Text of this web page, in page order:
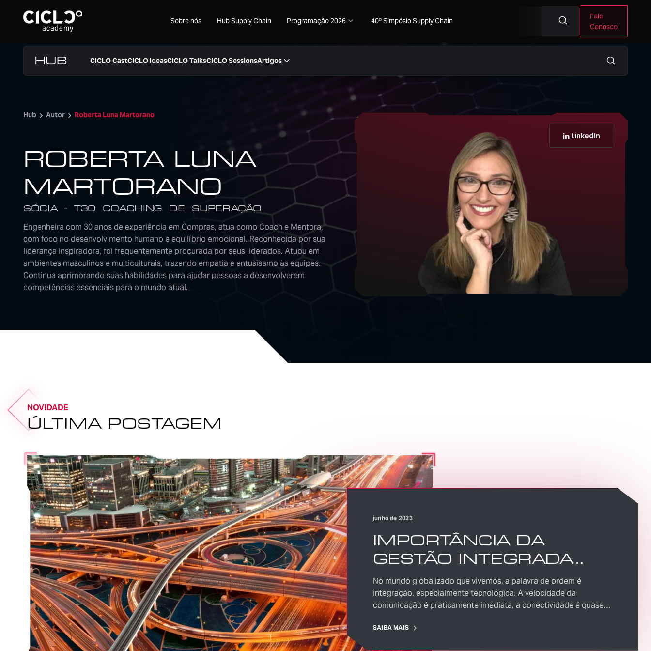
Sobre nós Hub Supply Chain Programação 2026 40º Simpósio Supply Chain
Fale
Conosco
CICLO CastCICLO IdeasCICLO TalksCICLO SessionsArtigos
Hub Autor Roberta Luna Martorano
ROBERTA LUNA
MARTORANO
SÓCIA - T30 COACHING DE SUPERAÇÃO
Engenheira com 30 anos de experiência em Compras, atua como Coach e Mentora,
com foco no desenvolvimento humano e equilíbrio emocional. Reconhecida por sua
liderança inspiradora, foi frequentemente procurada por seus liderados. Atuou em
ambientes masculinos e multiculturais, trazendo empatia e entusiasmo às equipes.
Continua aprimorando suas habilidades para ajudar pessoas a desenvolverem
competências essenciais para o mundo atual.
LinkedIn
NOVIDADE
ÚLTIMA POSTAGEM
junho de 2023
IMPORTÂNCIA DA
GESTÃO INTEGRADA
ENTRE O TRANSPORTE
NACIONAL E
INTERNACIONAL
No mundo globalizado que vivemos, a palavra de ordem é
integração, especialmente tecnológica. A velocidade da
comunicação é praticamente imediata, a conectividade é quase
as fronteiras comerciais estão cada vez menores, tornando o
SAIBA MAIS